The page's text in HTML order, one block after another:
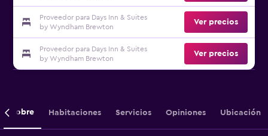
Proveedor para Days Inn & Suites
by Wyndham Brewton
Ver precios
Proveedor para Days Inn & Suites
by Wyndham Brewton
Ver precios
Sobre Habitaciones Servicios Opiniones Ubicación